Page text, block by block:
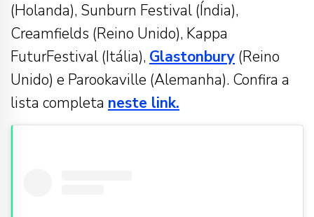
(Holanda), Sunburn Festival (Índia),
Creamfields (Reino Unido), Kappa
FuturFestival (Itália), Glastonbury (Reino
Unido) e Parookaville (Alemanha). Confira a
lista completa neste link.